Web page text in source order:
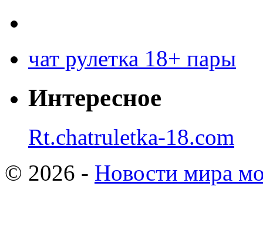
чат рулетка 18+ пары
Интересное
Rt.chatruletka-18.com
© 2026 - Новости мира